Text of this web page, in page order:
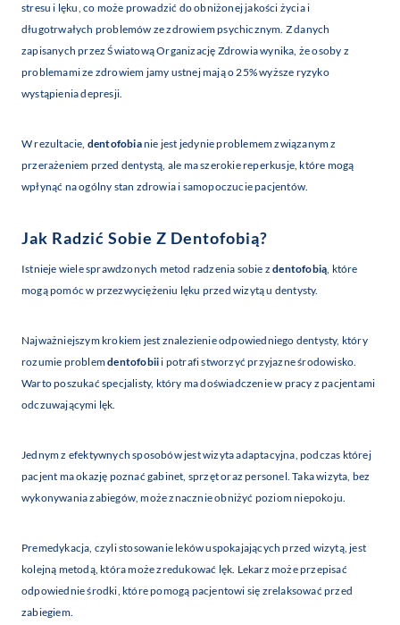
stresu i lęku, co może prowadzić do obniżonej jakości życia i
długotrwałych problemów ze zdrowiem psychicznym. Z danych
zapisanych przez Światową Organizację Zdrowia wynika, że osoby z
problemami ze zdrowiem jamy ustnej mają o 25% wyższe ryzyko
wystąpienia depresji.
W rezultacie, dentofobianie jest jedynie problemem związanym z
przerażeniem przed dentystą, ale ma szerokie reperkusje, które mogą
wpłynąć na ogólny stan zdrowia i samopoczucie pacjentów.
Jak Radzić Sobie Z Dentofobią?
Istnieje wiele sprawdzonych metod radzenia sobie zdentofobią, które
mogą pomóc w przezwyciężeniu lęku przed wizytą u dentysty.
Najważniejszym krokiem jest znalezienie odpowiedniego dentysty, który
rozumie problemdentofobiii potrafi stworzyć przyjazne środowisko.
Warto poszukać specjalisty, który ma doświadczenie w pracy z pacjentami
odczuwającymi lęk.
Jednym z efektywnych sposobów jest wizyta adaptacyjna, podczas której
pacjent ma okazję poznać gabinet, sprzęt oraz personel. Taka wizyta, bez
wykonywania zabiegów, może znacznie obniżyć poziom niepokoju.
Premedykacja, czyli stosowanie leków uspokajających przed wizytą, jest
kolejną metodą, która może zredukować lęk. Lekarz może przepisać
odpowiednie środki, które pomogą pacjentowi się zrelaksować przed
zabiegiem.